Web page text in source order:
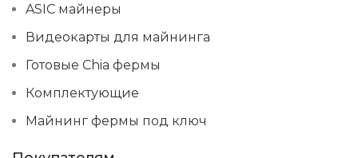
ASIC майнеры
Видеокарты для майнинга
Готовые Chia фермы
Комплектующие
Майнинг фермы под ключ